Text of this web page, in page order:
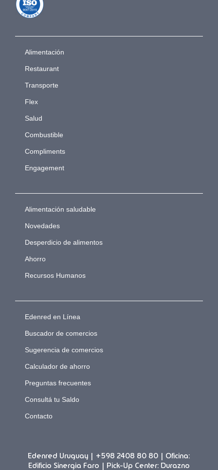
Alimentación
Restaurant
Transporte
Flex
Salud
Combustible
Compliments
Engagement
Alimentación saludable
Novedades
Desperdicio de alimentos
Ahorro
Recursos Humanos
Edenred en Línea
Buscador de comercios
Sugerencia de comercios
Calculador de ahorro
Preguntas frecuentes
Consultá tu Saldo
Contacto
Edenred Uruguay | +598 2408 80 80 | Oficina:
Edificio Sinergia Faro | Pick-Up Center: Durazno